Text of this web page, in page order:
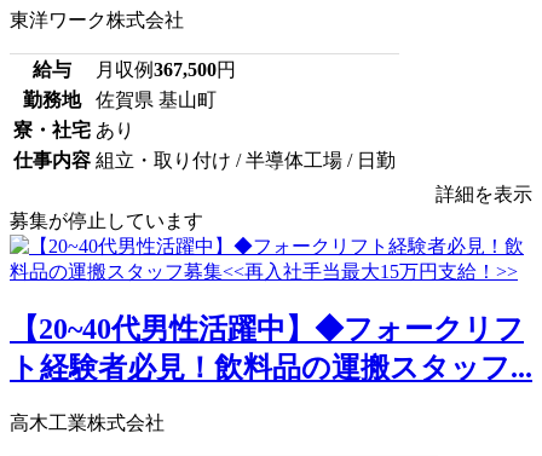
東洋ワーク株式会社
給与 月収例367,500円
勤務地
佐賀県 基山町
寮・社宅 あり
仕事内容 組立・取り付け / 半導体工場 / 日勤
詳細を表示
募集が停止しています
【20~40代男性活躍中】◆フォークリフ
ト経験者必見！飲料品の運搬スタッフ...
高木工業株式会社